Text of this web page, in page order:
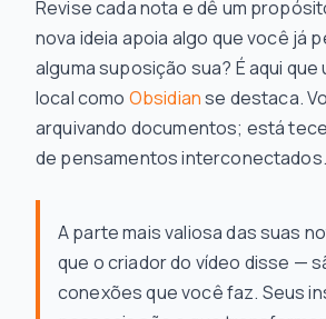
Revise cada nota e dê um
nova ideia apoia algo que você já
alguma suposição sua? É aqui
local como Obsidianse destaca.
arquivando documentos; está
de pensamentos interconectados.
A parte mais valiosa das suas
que o criador do vídeo disse —
conexõesque vocêfaz. Seus